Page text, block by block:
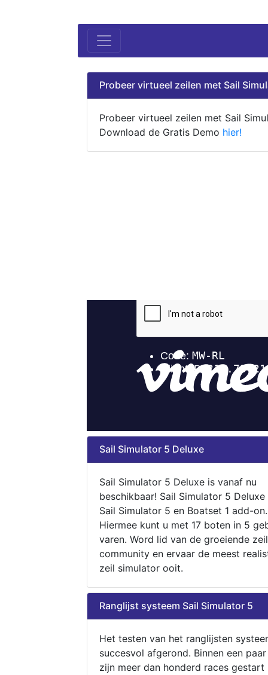
Probeer virtueel zeilen met Sail
Probeer virtueel zeilen met Sail
Download de Gratis Demo hier!
Sail Simulator 5 Deluxe
Sail Simulator 5 Deluxe is vanaf nu
beschikbaar! Sail Simulator 5
Sail Simulator 5 en Boatset 1 add-on.
Hiermee kunt u met 17 boten in 5
varen. Word lid van de groeiende zeil
community en ervaar de meest
zeil simulator ooit.
Ranglijst systeem Sail Simulator 5
Het testen van het ranglijsten
succesvol afgerond. Binnen een
zijn meer dan honderd races gestart